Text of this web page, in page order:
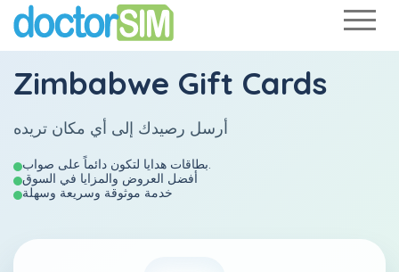
Zimbabwe Gift Cards
أرسل رصيدك إلى أي مكان تريده
أفضل العروض والمزايا في السوق
خدمة موثوقة وسريعة وسهلة